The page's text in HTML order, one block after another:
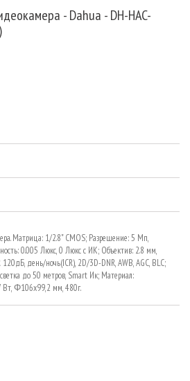
- Dahua - DH-HAC-
Матрица: 1/2.8" CMOS; Разрешение: 5 Мп,
0.005 Люкс, 0 Люкс с ИК; Объектив: 2.8 мм,
день/ночь(ICR), 2D/3D-DNR, AWB, AGC, BLC;
до 50 метров, Smart Ик; Материал:
Вт, Φ106х99,2 мм, 480г.